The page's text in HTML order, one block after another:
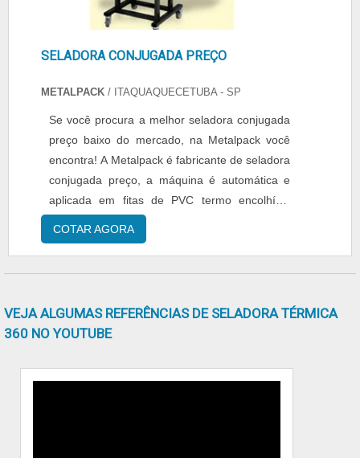
segmento pela seriedade e qualidade que
para cada cliente..
SELADORA CONJUGADA PREÇO
METALPACK / ITAQUAQUECETUBA - SP
Se você procura a melhor seladora conjugada
preço baixo do mercado, na Metalpack você
encontra! A Metalpack é fabricante de seladora
conjugada preço, a máquina é automática e
aplicada em fitas de PVC termo encolhível
poliolefínico. Realizando com toda a qualidade
e eficiência processos industriais de
encolhimento, sendo ef....
COTAR AGORA
VEJA ALGUMAS REFERÊNCIAS DE SELADORA TÉRMICA
360 NO YOUTUBE